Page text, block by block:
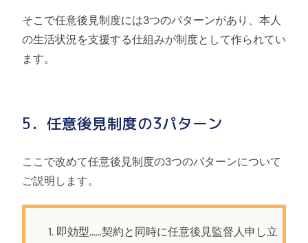
そこで任意後見制度には3つのパターンがあり、本人
の生活状況を支援する仕組みが制度として作られてい
ます。
5．任意後見制度の3パターン
ここで改めて任意後見制度の3つのパターンについて
ご説明します。
即効型……契約と同時に任意後見監督人申し立